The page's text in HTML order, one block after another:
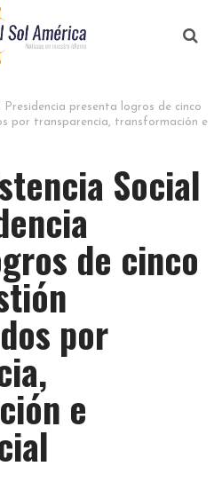
Presidencia presenta logros de cinco
por transparencia, transformación e
Social
de cinco
por
e